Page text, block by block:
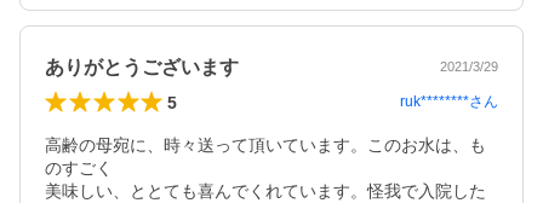
ありがとうございます 2021/3/29
5 ruk********さん
高齢の母宛に、時々送って頂いています。このお水は、も
のすごく
美味しい、ととても喜んでくれています。怪我で入院した